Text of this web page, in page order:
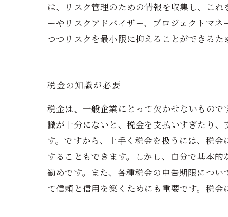
は、リスク管理のための情報を収集し、こ
ーやリスクアドバイザー、プロジェクトマ
つつリスクを最小限に抑えることができるた
税金の知識が必要
税金は、一般企業にとって欠かせないもの
識が十分にないと、税金を支払いすぎたり
す。ですから、上手く税金を扱うには、税
することもできます。しかし、自分で基本
勧めです。また、各種税金の申告期限につ
て信頼と信用を築くためにも重要です。税